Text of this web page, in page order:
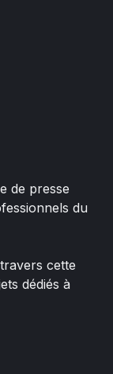
de presse
du
cette
dédiés à